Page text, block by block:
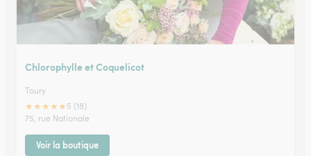
Chlorophylle et Coquelicot
Toury
★★★★★ 5 (18)
75, rue Nationale
Voir la boutique